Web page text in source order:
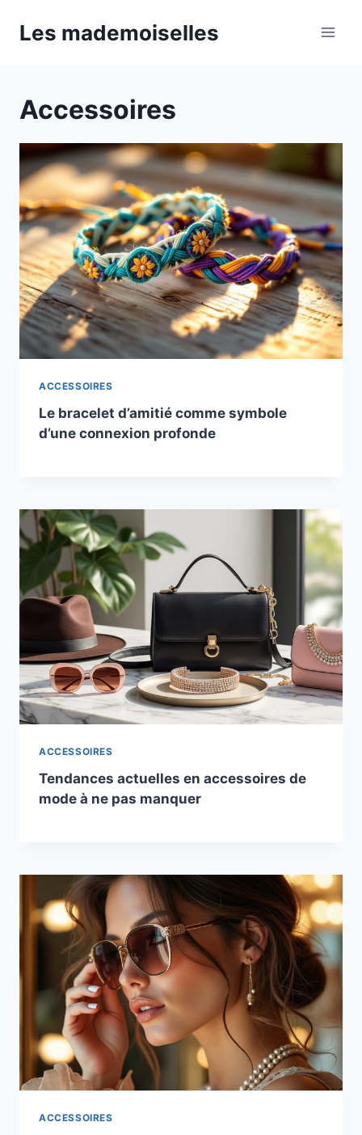
Les mademoiselles
Accessoires
ACCESSOIRES
Le bracelet d’amitié comme symbole
d’une connexion profonde
ACCESSOIRES
Tendances actuelles en accessoires de
mode à ne pas manquer
ACCESSOIRES